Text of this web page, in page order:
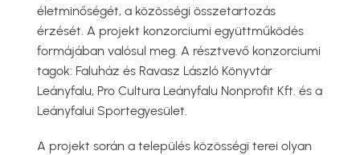
életminőségét, a közösségi összetartozás
érzését. A projekt konzorciumi együttműködés
formájában valósul meg. A résztvevő konzorciumi
tagok: Faluház és Ravasz László Könyvtár
Leányfalu, Pro Cultura Leányfalu Nonprofit Kft. és a
Leányfalui Sportegyesület.
A projekt során a település közösségi terei olyan